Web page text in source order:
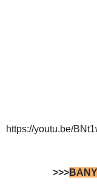
https://youtu.be/
>>>